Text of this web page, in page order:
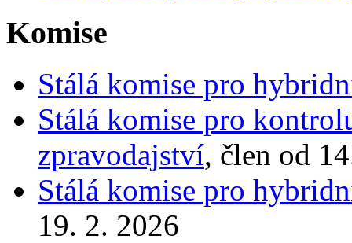
Komise
Stálá komise pro
Stálá komise pro
zpravodajství, člen od
Stálá komise pro
19. 2. 2026